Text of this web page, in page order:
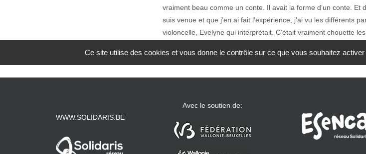
vraiment beau comme un conte. Il avait la forme d’un conte. Et
suis venue et que j’en ai fait l’expérience, j’ai vu les différents
violoncelle, Evelyne qui interprétait. C’était vraiment chouette
WWW.SOLIDARIS.BE
Avec le soutien de:
Ce site utilise des cookies et vous donne le contrôle sur ce que vous souhaitez activer